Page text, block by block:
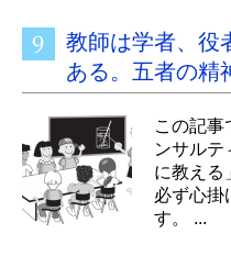
教師は学者、役
ある。五者の精
この記事
ンサルテ
に教える
必ず心掛
す。 ...